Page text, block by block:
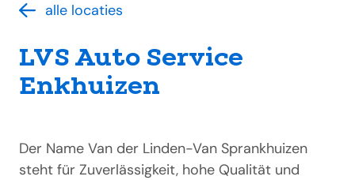
alle locaties
LVS Auto Service
Enkhuizen
Der Name Van der Linden-Van Sprankhuizen
steht für Zuverlässigkeit, hohe Qualität und